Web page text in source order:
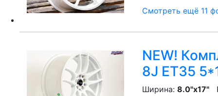
Смотреть ещё 11
NEW!
8J ET35
Ширина: 8.0"x17"